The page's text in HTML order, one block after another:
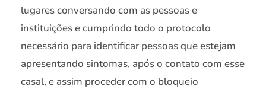
lugares conversando com as pessoas e
instituições e cumprindo todo o protocolo
necessário para identificar pessoas que estejam
apresentando sintomas, após o contato com esse
casal, e assim proceder com o bloqueio